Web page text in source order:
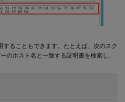
ることもできます。たとえば、次のスク
のホスト名と一致する証明書を検索し、